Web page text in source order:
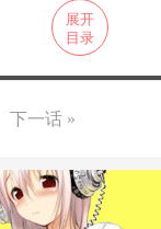
展开
目录
下一话 »